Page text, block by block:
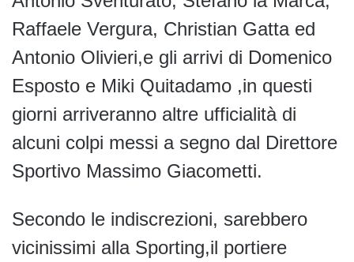
Raffaele Vergura, Christian Gatta ed
Antonio Olivieri,e gli arrivi di Domenico
Esposto e Miki Quitadamo ,in questi
giorni arriveranno altre ufficialità di
alcuni colpi messi a segno dal Direttore
Sportivo Massimo Giacometti.
Secondo le indiscrezioni, sarebbero
vicinissimi alla Sporting,il portiere